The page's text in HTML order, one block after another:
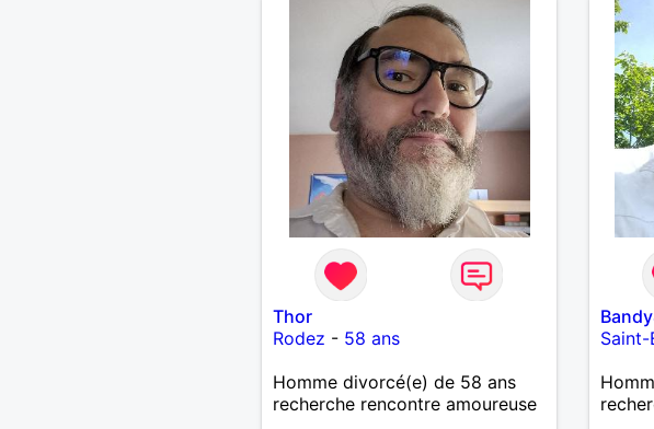
se relaxer, se détendre et
finalement prendre du bon
temps. C'est difficile de tout
dire en quelques lignes. En
revanche, vous pouvez me
contacter pour avoir plus
d'informations. A bientôt
Thor
Rodez - 58 ans
Homme divorcé(e) de 58 ans
recherche rencontre amoureuse
Saint-